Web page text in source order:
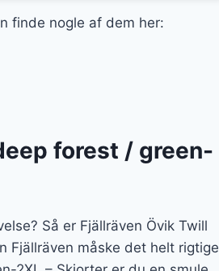
finde nogle af dem her:
forest / green-
Så er Fjällräven Övik Twill
Fjällräven måske det helt rigtige